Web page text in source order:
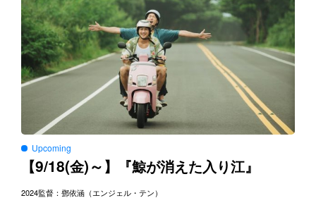
Upcoming
【9/18(金)～】『鯨が消えた入り江』
2024監督：鄧依涵（エンジェル・テン）